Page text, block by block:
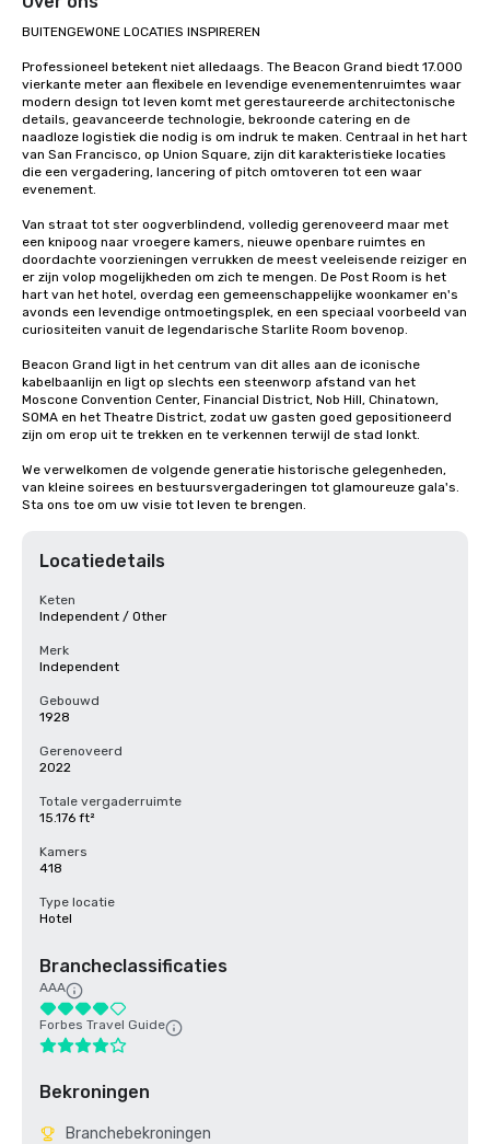
BUITENGEWONE LOCATIES INSPIREREN
Professioneel betekent niet alledaags. The Beacon Grand biedt 17.000
vierkante meter aan flexibele en levendige evenementenruimtes waar
modern design tot leven komt met gerestaureerde architectonische
details, geavanceerde technologie, bekroonde catering en de
naadloze logistiek die nodig is om indruk te maken. Centraal in het hart
van San Francisco, op Union Square, zijn dit karakteristieke locaties
die een vergadering, lancering of pitch omtoveren tot een waar
evenement.
Van straat tot ster oogverblindend, volledig gerenoveerd maar met
een knipoog naar vroegere kamers, nieuwe openbare ruimtes en
doordachte voorzieningen verrukken de meest veeleisende reiziger en
er zijn volop mogelijkheden om zich te mengen. De Post Room is het
hart van het hotel, overdag een gemeenschappelijke woonkamer en's
avonds een levendige ontmoetingsplek, en een speciaal voorbeeld van
curiositeiten vanuit de legendarische Starlite Room bovenop.
Beacon Grand ligt in het centrum van dit alles aan de iconische
kabelbaanlijn en ligt op slechts een steenworp afstand van het
Moscone Convention Center, Financial District, Nob Hill, Chinatown,
SOMA en het Theatre District, zodat uw gasten goed gepositioneerd
zijn om erop uit te trekken en te verkennen terwijl de stad lonkt.
We verwelkomen de volgende generatie historische gelegenheden,
van kleine soirees en bestuursvergaderingen tot glamoureuze gala's.
Sta ons toe om uw visie tot leven te brengen.
Locatiedetails
Keten
Independent / Other
Merk
Independent
Gebouwd
1928
Gerenoveerd
2022
Totale vergaderruimte
15.176 ft²
Kamers
418
Type locatie
Hotel
Brancheclassificaties
AAA
Forbes Travel Guide
Bekroningen
Branchebekroningen